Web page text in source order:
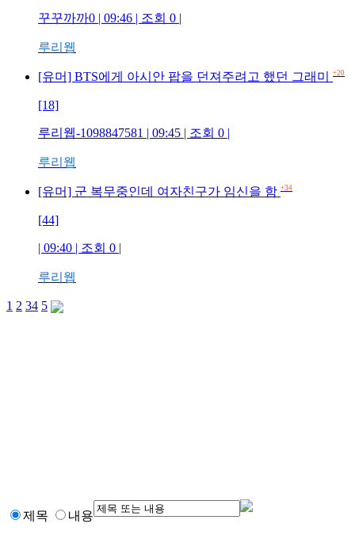
꾸꾸까까0 | 09:46 | 조회 0 |
루리웹
[유머] BTS에게 아시안 팝을 던져주려고 했던 그래미 +20
[18]
루리웹-1098847581 | 09:45 | 조회 0 |
루리웹
[유머] 군 복무중인데 여자친구가 임신을 함 +34
[44]
| 09:40 | 조회 0 |
루리웹
1 2 34 5
제목 내용